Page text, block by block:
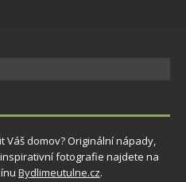
Váš domov? Originální nápady,
fotografie najdete na
Bydlimeutulne.cz.